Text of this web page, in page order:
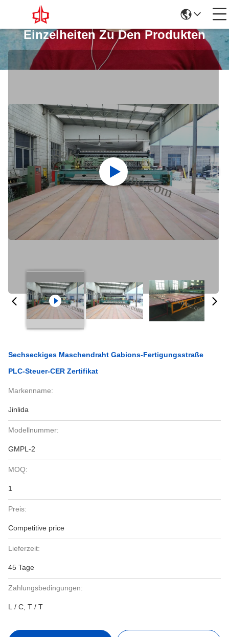
Einzelheiten Zu Den Produkten
Sechseckiges Maschendraht Gabions-Fertigungsstraße
PLC-Steuer-CER Zertifikat
Markenname:
Jinlida
Modellnummer:
GMPL-2
MOQ:
1
Preis:
Competitive price
Lieferzeit:
45 Tage
Zahlungsbedingungen:
L / C, T / T